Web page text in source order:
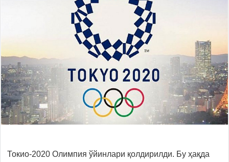
Токио-2020 Олимпия ўйинлари қолдирилди. Бу ҳақда